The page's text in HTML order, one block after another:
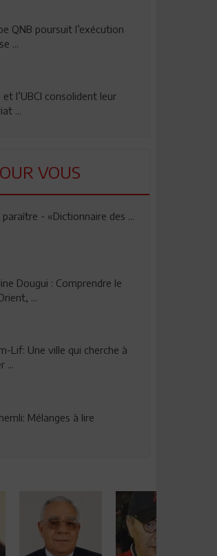
QNB poursuit l’exécution
...
et l’UBCI consolident leur
...
VOUS
- «Dictionnaire des ...
Dougui : Comprendre le
...
Lif: Une ville qui cherche à
...
Mélanges à lire